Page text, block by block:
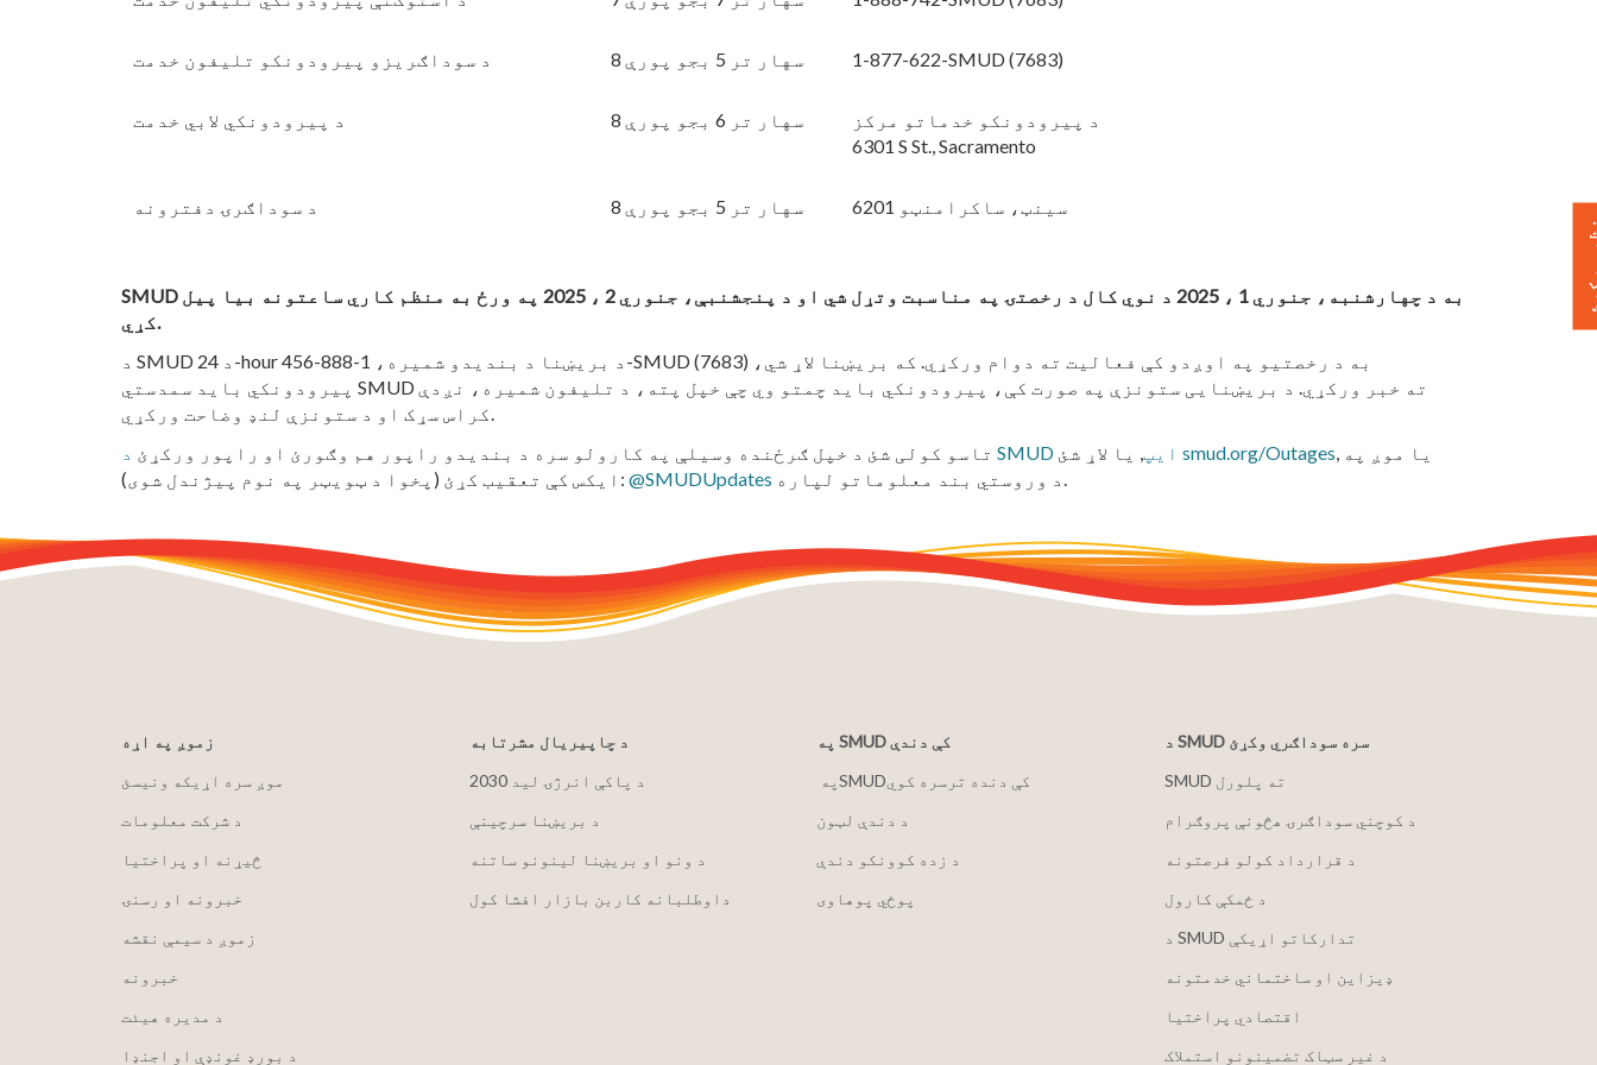
د سوداګریزو پیرودونکو تلیفون خدمت 8 سهار تر 5 بجو پورې 1-877-622-SMUD (7683)
د پیرودونکي لابي خدمت 8 سهار تر 6 بجو پورې
د پیرودونکو خدماتو مرکز
6301 S St., Sacramento
د سوداګرۍ دفترونه 8 سهار تر 5 بجو پورې 6201 سینټ، ساکرامنټو
SMUD به د چهارشنبه، جنوري 1 ، 2025 د نوي کال د رخصتۍ په مناسبت وتړل شي او د پنجشنبې، جنوري 2 ، 2025 په ورځ به منظم کاري ساعتونه بیا پیل
کړي.
د SMUD د 24-hour د بریښنا د بندیدو شمیره، 1-888-456-SMUD (7683) به د رخصتیو په اوږدو کې فعالیت ته دوام ورکړي. که بریښنا لاړ شي،
پیرودونکي باید سمدستي SMUD ته خبر ورکړي. د بریښنایی ستونزې په صورت کې، پیرودونکي باید چمتو وي چې خپل پته، د تلیفون شمیره، نږدې
کراس سړک او د ستونزې لنډ وضاحت ورکړي.
تاسو کولی شئ د خپل ګرځنده وسیلې په کارولو سره د بندیدو راپور هم وګورئ او راپور ورکړئ
د SMUD ایپ, smud.org/Outages,
ایکس کې تعقیب کړئ (پخوا د ټویټر په نوم پیژندل شوی): @SMUDUpdates د وروستي بند معلوماتو لپاره.
زموږ په اړه
موږ سره اړیکه ونیسئ
د شرکت معلومات
څیړنه او پراختیا
خبرونه او رسنۍ
زموږ د سیمې نقشه
خبرونه
د مدیره هیئت
د بورډ غونډې او اجنډا
د چاپیریال مشرتابه
2030 د پاکې انرژۍ لید
د بریښنا سرچینې
د ونو او بریښنا لینونو ساتنه
داوطلبانه کاربن بازار افشا کول
په SMUD کې دندې
په ‏‎SMUD‎‏ کې دنده ترسره کوي
د دندې لټون
د زده کوونکو دندې
پوځي پوهاوی
د SMUD سره سوداګري وکړئ
SMUD ته پلورل
د کوچني سوداګرۍ هڅونې پروګرام
د قرارداد کولو فرصتونه
د ځمکې کارول
د SMUD تدارکاتو اړیکې
ډیزاین او ساختماني خدمتونه
اقتصادي پراختیا
د غیر سټاک تضمینونو استملاک